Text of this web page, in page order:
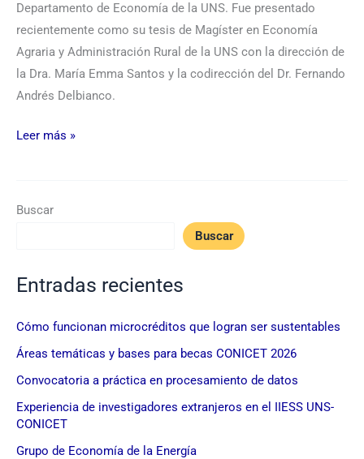
Departamento de Economía de la UNS. Fue presentado
recientemente como su tesis de Magíster en Economía
Agraria y Administración Rural de la UNS con la dirección de
la Dra. María Emma Santos y la codirección del Dr. Fernando
Andrés Delbianco.
Leer más »
Buscar
Buscar
Entradas recientes
Cómo funcionan microcréditos que logran ser sustentables
Áreas temáticas y bases para becas CONICET 2026
Convocatoria a práctica en procesamiento de datos
Experiencia de investigadores extranjeros en el IIESS UNS-
CONICET
Grupo de Economía de la Energía